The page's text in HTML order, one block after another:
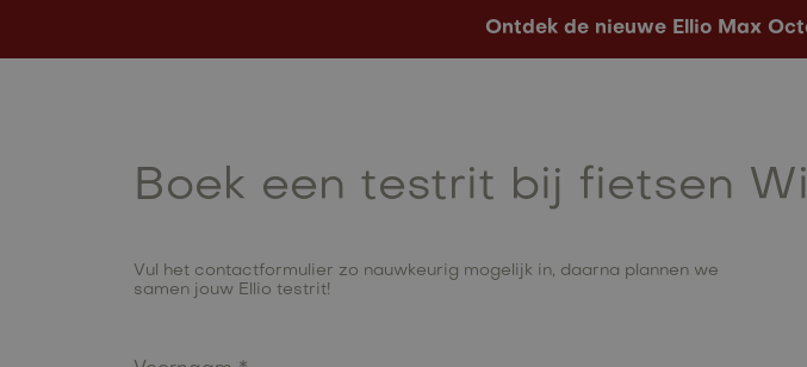
Ontdek de nieuwe Ellio Max
Boek een testrit bij fietsen
Vul het contactformulier zo nauwkeurig mogelijk in, daarna plannen we
samen jouw Ellio testrit!